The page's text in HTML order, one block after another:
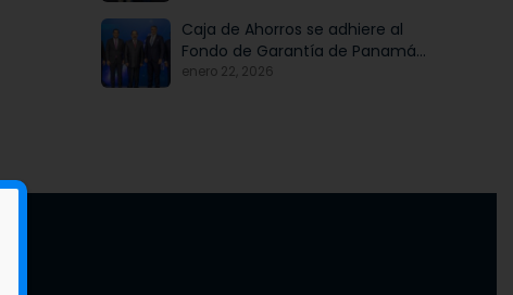
Caja de Ahorros se adhiere al
Fondo de Garantía de Panamá,
iniciativa articulada por Banco
enero 22, 2026